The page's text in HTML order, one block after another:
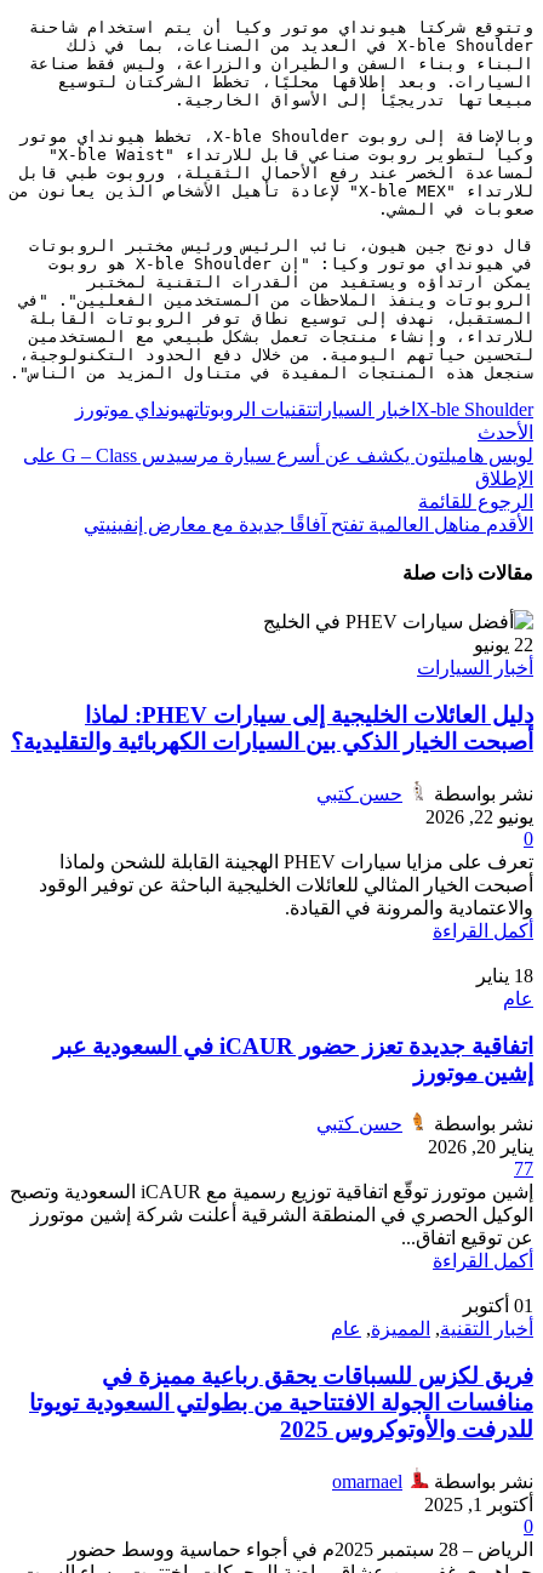
X-ble Shoulder في العديد من الصناعات، بما في ذلك
مبيعاتها تدريجيًا إلى الأسواق الخارجية.
صعوبات في المشي.
الروبوتات وينفذ الملاحظات من المستخدمين الفعليين". "في
سنجعل هذه المنتجات المفيدة في متناول المزيد من الناس".
X-ble Shoulder اخبار السياراتتقنيات الروبوتاتهيونداي موتورز
الأحدث
لويس هاميلتون يكشف عن أسرع سيارة مرسيدس G – Class على
الإطلاق
الرجوع للقائمة
الأقدم مناهل العالمية تفتح آفاقًا جديدة مع معارض إنفينيتي
مقالات ذات صلة
22 يونيو
أخبار السيارات
دليل العائلات الخليجية إلى سيارات PHEV: لماذا
أصبحت الخيار الذكي بين السيارات الكهربائية والتقليدية؟
نشر بواسطة
حسن كتبي
يونيو 22, 2026
0
تعرف على مزايا سيارات PHEV الهجينة القابلة للشحن ولماذا
أصبحت الخيار المثالي للعائلات الخليجية الباحثة عن توفير الوقود
والاعتمادية والمرونة في القيادة.
أكمل القراءة
18 يناير
عام
اتفاقية جديدة تعزز حضور iCAUR في السعودية عبر
إشين موتورز
نشر بواسطة
حسن كتبي
يناير 20, 2026
77
إشين موتورز توقّع اتفاقية توزيع رسمية مع iCAUR السعودية وتصبح
الوكيل الحصري في المنطقة الشرقية أعلنت شركة إشين موتورز
عن توقيع اتفاق...
أكمل القراءة
01 أكتوبر
أخبار التقنية, المميزة, عام
فريق لكزس للسباقات يحقق رباعية مميزة في
منافسات الجولة الافتتاحية من بطولتي السعودية تويوتا
للدرفت والأوتوكروس 2025
نشر بواسطة
omarnael
أكتوبر 1, 2025
0
الرياض – 28 سبتمبر 2025م في أجواء حماسية ووسط حضور